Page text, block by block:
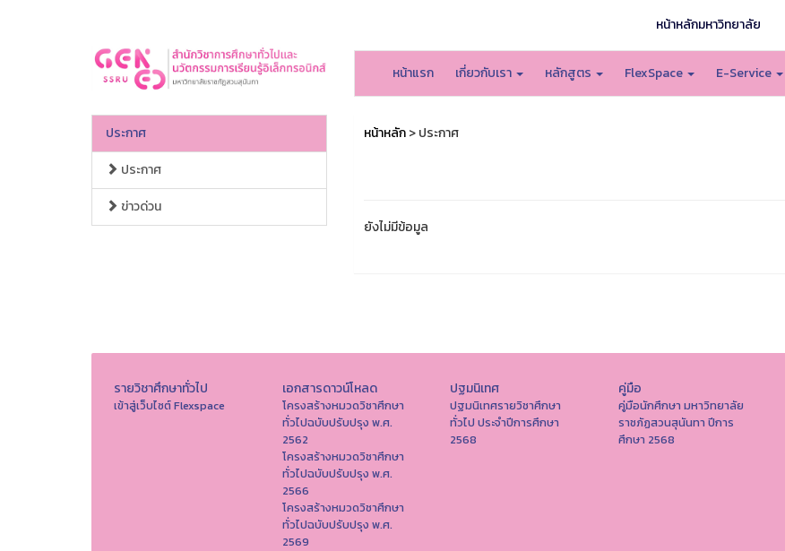
หน้าหลักมหาวิทยาลัย
หน้าแรก เกี่ยวกับเรา หลักสูตร FlexSpace E-Service
ประกาศ
ประกาศ
ข่าวด่วน
หน้าหลัก> ประกาศ
ยังไม่มีข้อมูล
รายวิชาศึกษาทั่วไป
เข้าสู่เว็บไซต์ Flexspace
เอกสารดาวน์โหลด
โครงสร้างหมวดวิชาศึกษา
ทั่วไปฉบับปรับปรุง พ.ศ.
2562
โครงสร้างหมวดวิชาศึกษา
ทั่วไปฉบับปรับปรุง พ.ศ.
2566
โครงสร้างหมวดวิชาศึกษา
ทั่วไปฉบับปรับปรุง พ.ศ.
2569
ปฐมนิเทศ
ปฐมนิเทศรายวิชาศึกษา
ทั่วไป ประจำปีการศึกษา
2568
คู่มือ
คู่มือนักศึกษา มหาวิทยาลัย
ราชภัฏสวนสุนันทา ปีการ
ศึกษา 2568